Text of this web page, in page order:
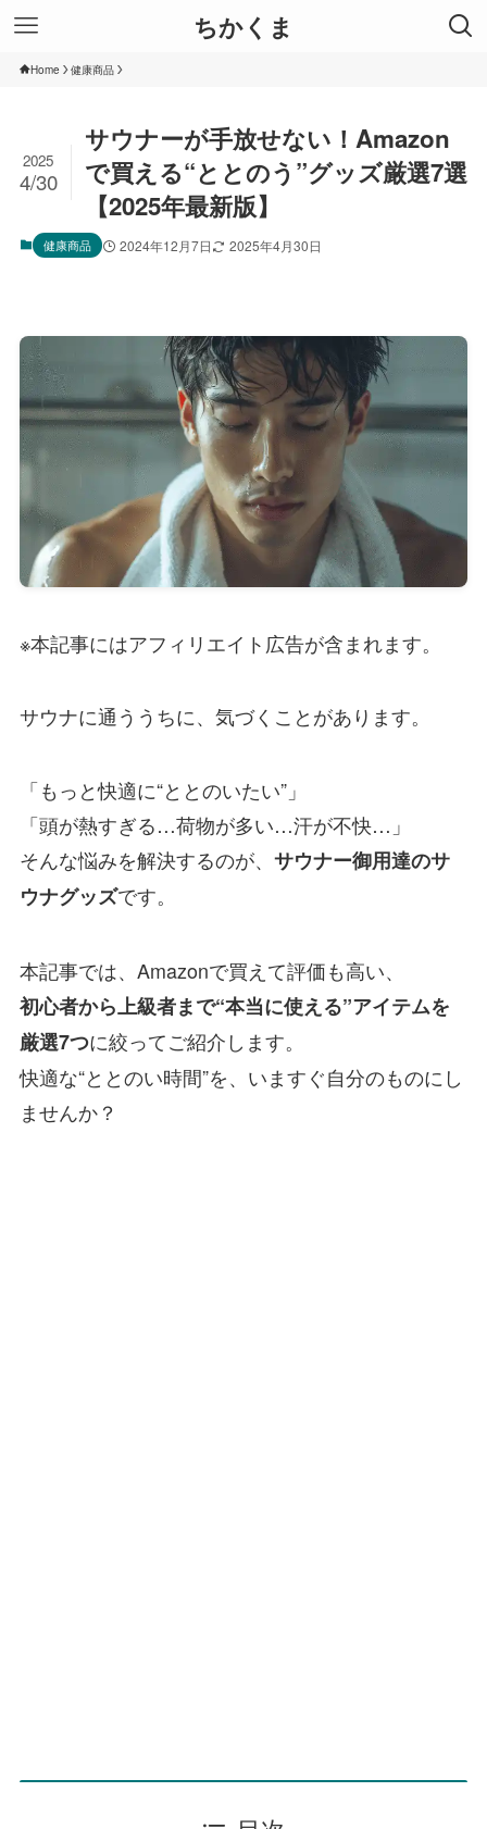
ちかくま
Home 健康商品
サウナーが手放せない！Amazon
で買える“ととのう”グッズ厳選7選
【2025年最新版】
2025
4/30
健康商品 2024年12月7日 2025年4月30日
※本記事にはアフィリエイト広告が含まれます。
サウナに通ううちに、気づくことがあります。
「もっと快適に“ととのいたい”」
「頭が熱すぎる…荷物が多い…汗が不快…」
そんな悩みを解決するのが、 サウナー御用達のサ
ウナグッズです。
本記事では、Amazonで買えて評価も高い、
初心者から上級者まで“本当に使える”アイテムを
厳選7つに絞ってご紹介します。
快適な“ととのい時間”を、いますぐ自分のものにし
ませんか？